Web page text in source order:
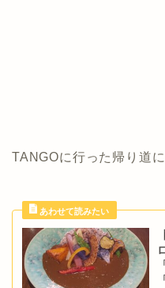
TANGOに行った帰り道に